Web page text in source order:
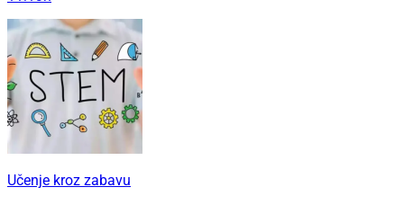
Učenje kroz zabavu